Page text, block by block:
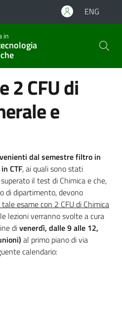
ENG
in
2 CFU di
e
dal semestre filtro in
CTF, ai quali sono stati
il test di Chimica e che,
di dipartimento, devono
esame con 2 CFU di Chimica
lezioni verranno svolte a cura
divenerdì, dalle 9 alle 12,
al primo piano di via
calendario: